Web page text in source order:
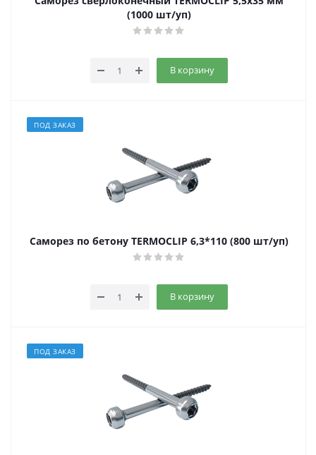
(1000 шт/уп)
В корзину
ПОД ЗАКАЗ
Саморез по бетону TERMOCLIP 6,3*110 (800 шт/уп)
В корзину
ПОД ЗАКАЗ